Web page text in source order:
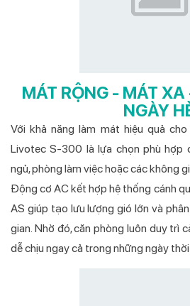
MÁT RỘNG - MÁT
NGÀY
Với khả năng làm mát hiệu quả
Livotec S-300 là lựa chọn phù hợp
ngủ, phòng làm việc hoặc các không
Động cơ AC kết hợp hệ thống cánh
AS giúp tạo lưu lượng gió lớn và
gian. Nhờ đó, căn phòng luôn duy trì
dễ chịu ngay cả trong những ngày